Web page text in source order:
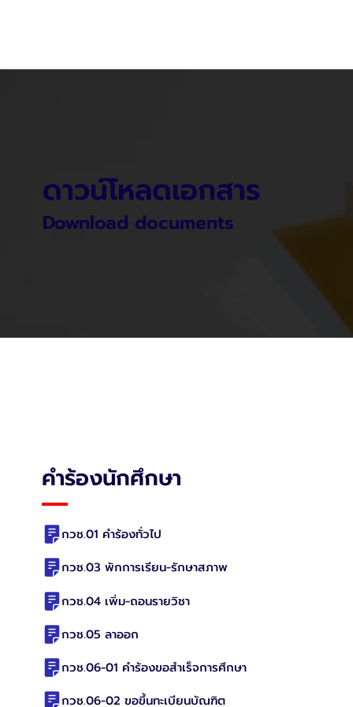
ดาวน์โหลดเอกสาร
Download documents
คำร้องนักศึกษา
กวช.01 คำร้องทั่วไป
กวช.03 พักการเรียน-รักษาสภาพ
กวช.04 เพิ่ม-ถอนรายวิชา
กวช.05 ลาออก
กวช.06-01 คำร้องขอสำเร็จการศึกษา
กวช.06-02 ขอขึ้นทะเบียนบัณฑิต